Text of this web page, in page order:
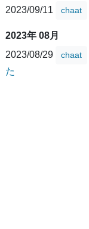
2023/09/11
chaat
2023年 08月
2023/08/29
chaat
た